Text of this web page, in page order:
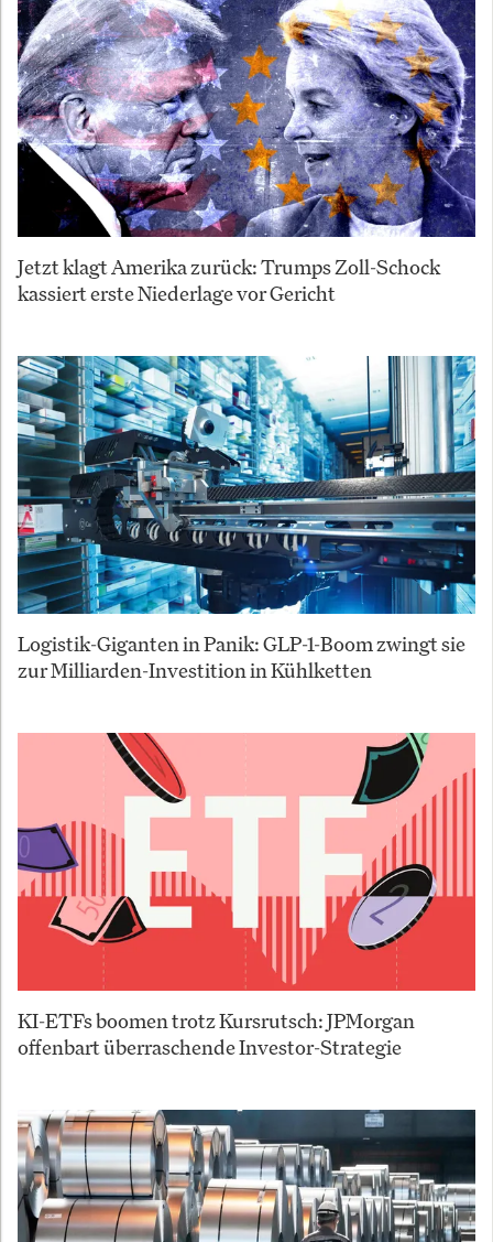
Jetzt klagt Amerika zurück: Trumps Zoll-Schock
kassiert erste Niederlage vor Gericht
Logistik-Giganten in Panik: GLP-1-Boom zwingt sie
zur Milliarden-Investition in Kühlketten
KI-ETFs boomen trotz Kursrutsch: JPMorgan
offenbart überraschende Investor-Strategie